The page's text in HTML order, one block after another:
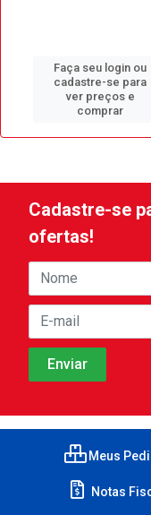
Faça seu login ou
cadastre-se para
ver preços e
comprar
Cadastre-se
ofertas!
Meus
Notas